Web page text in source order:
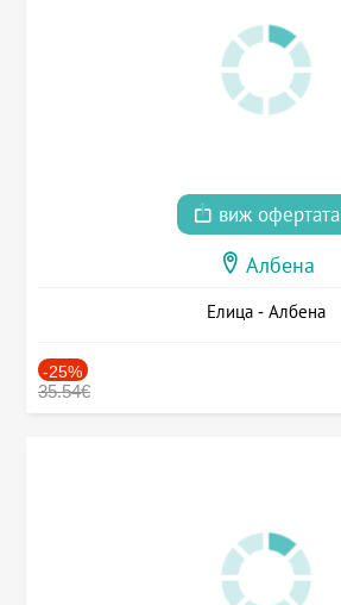
виж офертата
Албена
Елица - Албена
-25%
35.54€